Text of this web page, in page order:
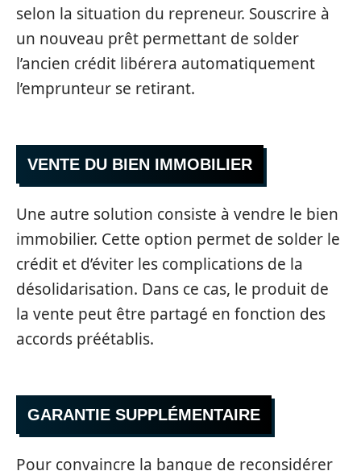
selon la situation du repreneur. Souscrire à
un nouveau prêt permettant de solder
l’ancien crédit libérera automatiquement
l’emprunteur se retirant.
VENTE DU BIEN IMMOBILIER
Une autre solution consiste à vendre le bien
immobilier. Cette option permet de solder le
crédit et d’éviter les complications de la
désolidarisation. Dans ce cas, le produit de
la vente peut être partagé en fonction des
accords préétablis.
GARANTIE SUPPLÉMENTAIRE
Pour convaincre la banque de reconsidérer